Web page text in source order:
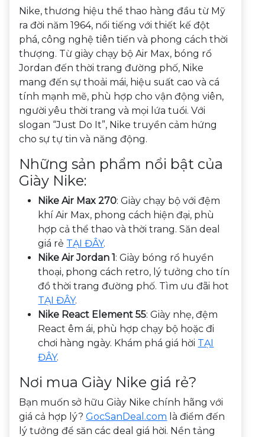
Nike, thương hiệu thể thao hàng đầu từ Mỹ
ra đời năm 1964, nổi tiếng với thiết kế đột
phá, công nghệ tiên tiến và phong cách thời
thượng. Từ giày chạy bộ Air Max, bóng rổ
Jordan đến thời trang đường phố, Nike
mang đến sự thoải mái, hiệu suất cao và cá
tính mạnh mẽ, phù hợp cho vận động viên,
người yêu thời trang và mọi lứa tuổi. Với
slogan “Just Do It”, Nike truyền cảm hứng
cho sự tự tin và năng động.
Những sản phẩm nổi bật của
Giày Nike:
Nike Air Max 270: Giày chạy bộ với đệm
khí Air Max, phong cách hiện đại, phù
hợp cả thể thao và thời trang. Săn deal
giá rẻ TẠI ĐÂY.
Nike Air Jordan 1: Giày bóng rổ huyền
thoại, phong cách retro, lý tưởng cho tín
đồ thời trang đường phố. Tìm ưu đãi hot
TẠI ĐÂY.
Nike React Element 55: Giày nhẹ, đệm
React êm ái, phù hợp chạy bộ hoặc đi
chơi hàng ngày. Khám phá giá hời TẠI
ĐÂY.
Nơi mua Giày Nike giá rẻ?
Bạn muốn sở hữu Giày Nike chính hãng với
giá cả hợp lý?GocSanDeal.com là điểm đến
lý tưởng để săn các deal giá hời. Nền tảng